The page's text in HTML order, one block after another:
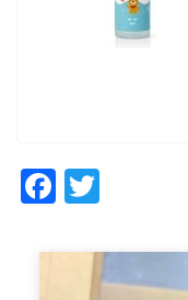
Facebook